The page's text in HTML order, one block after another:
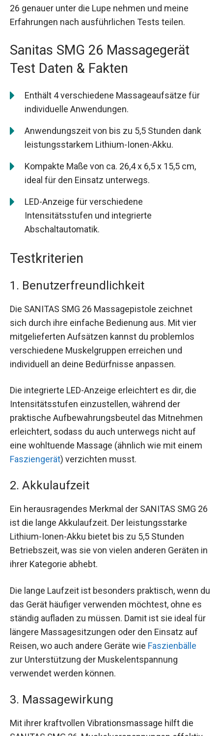
26 genauer unter die Lupe nehmen und meine
Erfahrungen nach ausführlichen Tests teilen.
Sanitas SMG 26 Massagegerät
Test Daten & Fakten
Enthält 4 verschiedene Massageaufsätze für
individuelle Anwendungen.
Anwendungszeit von bis zu 5,5 Stunden dank
leistungsstarkem Lithium-Ionen-Akku.
Kompakte Maße von ca. 26,4 x 6,5 x 15,5 cm,
ideal für den Einsatz unterwegs.
LED-Anzeige für verschiedene
Intensitätsstufen und integrierte
Abschaltautomatik.
Testkriterien
1. Benutzerfreundlichkeit
Die SANITAS SMG 26 Massagepistole zeichnet
sich durch ihre einfache Bedienung aus. Mit vier
mitgelieferten Aufsätzen kannst du problemlos
verschiedene Muskelgruppen erreichen und
individuell an deine Bedürfnisse anpassen.
Die integrierte LED-Anzeige erleichtert es dir, die
Intensitätsstufen einzustellen, während der
praktische Aufbewahrungsbeutel das Mitnehmen
erleichtert, sodass du auch unterwegs nicht auf
eine wohltuende Massage (ähnlich wie mit einem
Fasziengerät) verzichten musst.
2. Akkulaufzeit
Ein herausragendes Merkmal der SANITAS SMG 26
ist die lange Akkulaufzeit. Der leistungsstarke
Lithium-Ionen-Akku bietet bis zu 5,5 Stunden
Betriebszeit, was sie von vielen anderen Geräten in
ihrer Kategorie abhebt.
Die lange Laufzeit ist besonders praktisch, wenn du
das Gerät häufiger verwenden möchtest, ohne es
ständig aufladen zu müssen. Damit ist sie ideal für
längere Massagesitzungen oder den Einsatz auf
Reisen, wo auch andere Geräte wie Faszienbälle
zur Unterstützung der Muskelentspannung
verwendet werden können.
3. Massagewirkung
Mit ihrer kraftvollen Vibrationsmassage hilft die